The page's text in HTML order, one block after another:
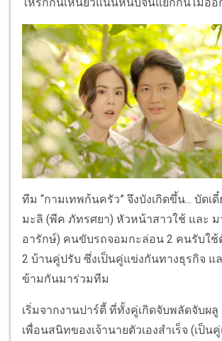
ทีม “กามเทพก้นครัว” จึงบังเกิดขึ้น... บัดเ
มะลิ (พีค ภัทรศยา) หัวหน้าสาวใช้ และ ม
อารักษ์) คนขับรถจอมกะล่อน 2 คนรับใช้
2 บ้านคู่ปรับ ซึ่งเป็นคู่แข่งกันทางธุรกิจ แ
ข้ามกันมาร่วมทีม
เริ่มจากงานปาร์ตี้ ที่ทั้งคู่เกิดจับพลัดจับผ
เพื่อนสนิทของเจ้านายตัวเองสำเร็จ (เป็น